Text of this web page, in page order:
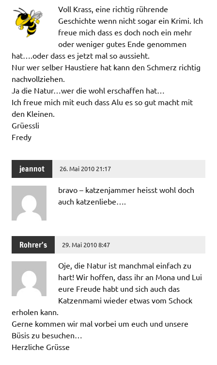
Voll Krass, eine richtig rührende
Geschichte wenn nicht sogar ein Krimi. Ich
freue mich dass es doch noch ein mehr
oder weniger gutes Ende genommen
hat….oder dass es jetzt mal so aussieht.
Nur wer selber Haustiere hat kann den Schmerz richtig
nachvollziehen.
Ja die Natur…wer die wohl erschaffen hat…
Ich freue mich mit euch dass Alu es so gut macht mit
den Kleinen.
Grüessli
Fredy
jeannot 26. Mai 2010 21:17
bravo – katzenjammer heisst wohl doch
auch katzenliebe….
Rohrer's 29. Mai 2010 8:47
Oje, die Natur ist manchmal einfach zu
hart! Wir hoffen, dass ihr an Mona und Lui
eure Freude habt und sich auch das
Katzenmami wieder etwas vom Schock
erholen kann.
Gerne kommen wir mal vorbei um euch und unsere
Büsis zu besuchen…
Herzliche Grüsse